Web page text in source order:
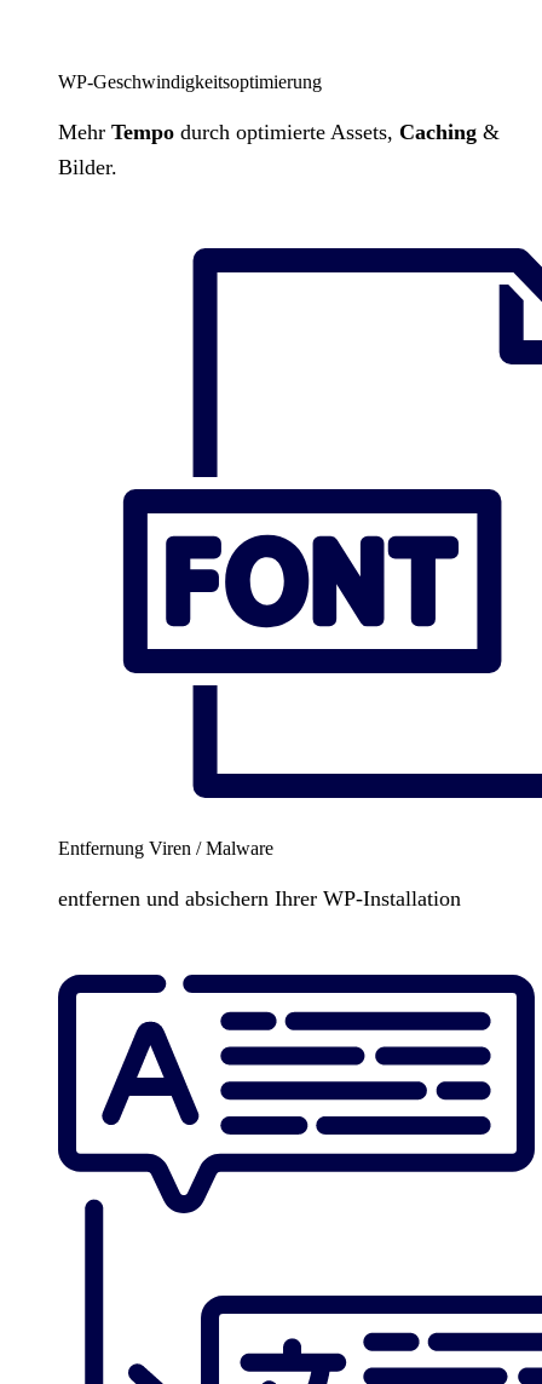
WP-Geschwindigkeitsoptimierung
Mehr Tempo durch optimierte Assets, Caching &
Bilder.
Entfernung Viren / Malware
entfernen und absichern Ihrer WP-Installation